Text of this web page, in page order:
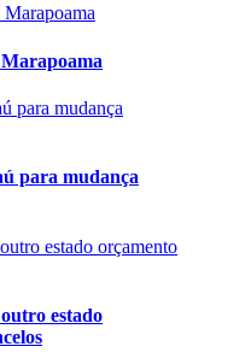
para mudança
estado